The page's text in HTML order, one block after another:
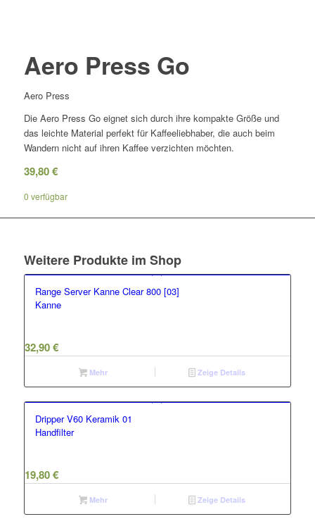
Aero Press Go
Aero Press
Die Aero Press Go eignet sich durch ihre kompakte Größe und
das leichte Material perfekt für Kaffeeliebhaber, die auch beim
Wandern nicht auf ihren Kaffee verzichten möchten.
39,80€
0 verfügbar
Weitere Produkte im Shop
Range Server Kanne Clear 800 [03]
Kanne
32,90€
Mehr Zeige Details
Dripper V60 Keramik 01
Handfilter
19,80€
Mehr Zeige Details